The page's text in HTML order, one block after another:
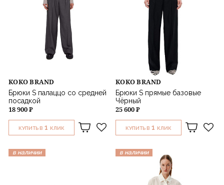
KOKO BRAND
Брюки S палаццо со средней
посадкой
18 900 ₽
КУПИТЬ В 1 КЛИК
KOKO BRAND
Брюки S прямые базовые
Чёрный
25 600 ₽
КУПИТЬ В 1 КЛИК
в наличии в наличии